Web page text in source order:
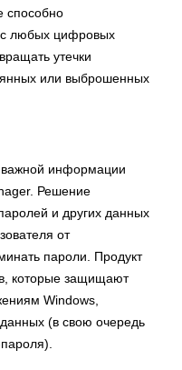
способно
с любых цифровых
утечки
или выброшенных
важной информации
Решение
и других данных
от
пароли. Продукт
которые защищают
Windows,
(в свою очередь